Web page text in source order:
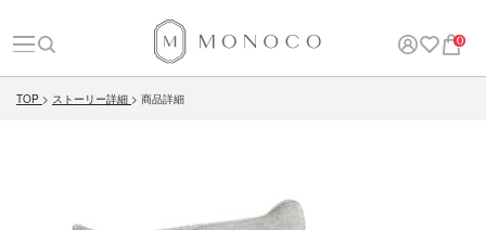
0
TOP ストーリー詳細 商品詳細